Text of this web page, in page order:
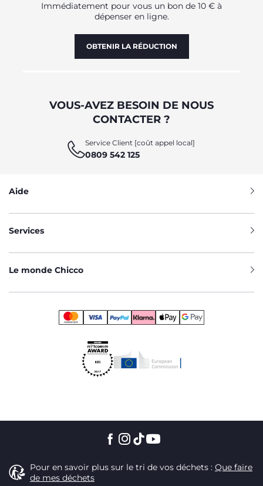
Immédiatement pour vous un bon de 10 € à
dépenser en ligne.
OBTENIR LA RÉDUCTION
VOUS-AVEZ BESOIN DE NOUS
CONTACTER ?
Service Client [coût appel local]
0809 542 125
Aide
Services
Le monde Chicco
Pour en savoir plus sur le tri de vos déchets : Que faire
de mes déchets